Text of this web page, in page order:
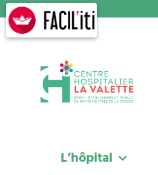
Skip
to
content
L’hôpital